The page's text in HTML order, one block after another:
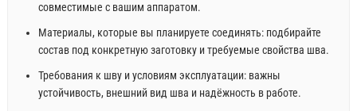
совместимые с вашим аппаратом.
Материалы, которые вы планируете соединять: подбирайте
состав под конкретную заготовку и требуемые свойства шва.
Требования к шву и условиям эксплуатации: важны
устойчивость, внешний вид шва и надёжность в работе.